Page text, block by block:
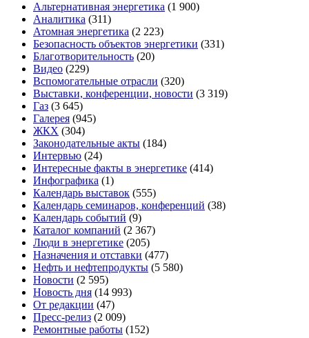
Альтернативная энергетика (1 900)
Аналитика (311)
Атомная энергетика (2 223)
Безопасность объектов энергетики (331)
Благотворительность (20)
Видео (229)
Вспомогательные отрасли (320)
Выставки, конференции, новости (3 319)
Газ (3 645)
Галерея (945)
ЖКХ (304)
Законодательные акты (184)
Интервью (24)
Интересные факты в энергетике (414)
Инфографика (1)
Календарь выставок (555)
Календарь семинаров, конференций (38)
Календарь событий (9)
Каталог компаний (2 367)
Люди в энергетике (205)
Назначения и отставки (477)
Нефть и нефтепродукты (5 580)
Новости (2 595)
Новость дня (14 993)
От редакции (47)
Пресс-релиз (2 009)
Ремонтные работы (152)